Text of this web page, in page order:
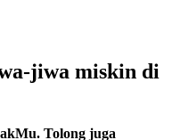
jiwa miskin di
Tolong juga